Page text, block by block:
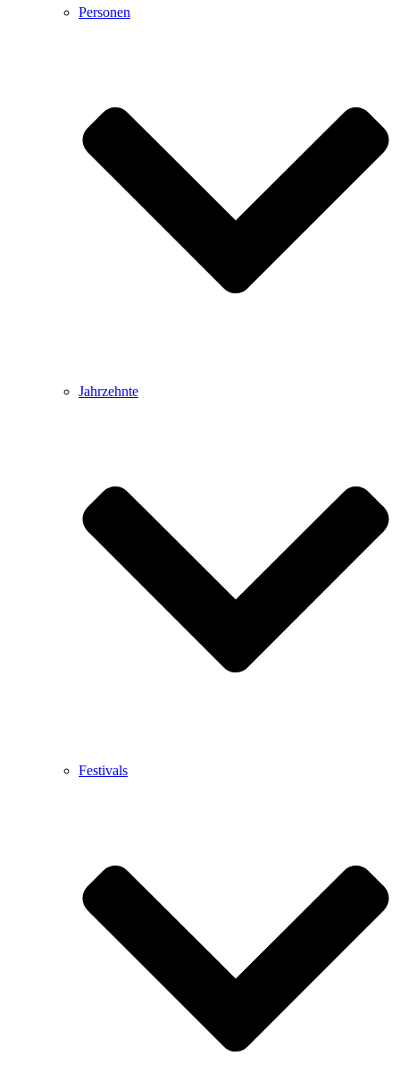
Personen
Jahrzehnte
Festivals